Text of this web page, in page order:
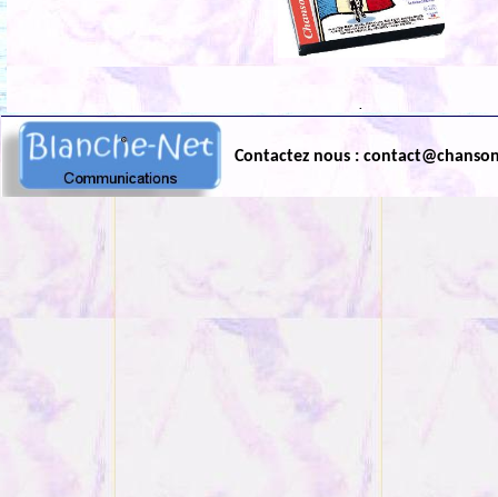
.
Contactez nous :